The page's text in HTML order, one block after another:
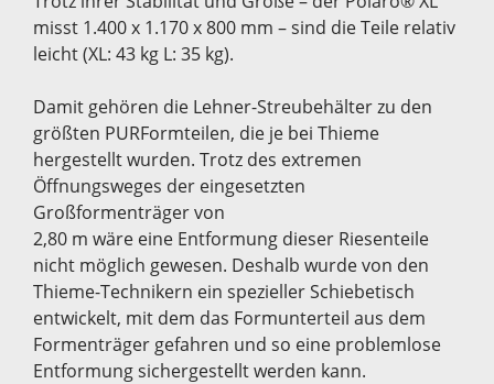
misst 1.400 x 1.170 x 800 mm – sind die Teile relativ
leicht (XL: 43 kg L: 35 kg).
Damit gehören die Lehner-Streubehälter zu den
größten PURFormteilen, die je bei Thieme
hergestellt wurden. Trotz des extremen
Öffnungsweges der eingesetzten
Großformenträger von
2,80 m wäre eine Entformung dieser Riesenteile
nicht möglich gewesen. Deshalb wurde von den
Thieme-Technikern ein spezieller Schiebetisch
entwickelt, mit dem das Formunterteil aus dem
Formenträger gefahren und so eine problemlose
Entformung sichergestellt werden kann.